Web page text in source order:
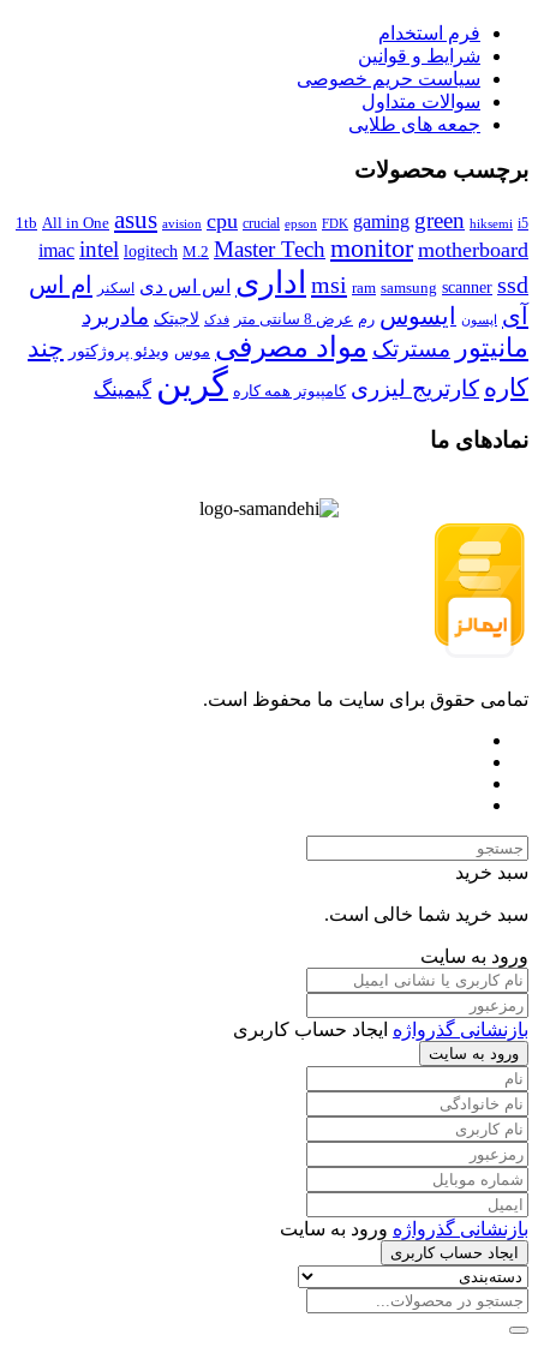
فرم استخدام
شرایط و قوانین
سیاست حریم خصوصی
سوالات متداول
جمعه های طلایی
برچسب محصولات
1tb All in One asus avision cpu crucial epson FDK gaming green hiksemi i5
imac intel logitech M.2 Master Tech monitor motherboard
msi ram samsung scanner ssd اداری اس اس دی اسکنر
ام اس
آی
اپسون ایسوس رم عرض 8 سانتی متر فدک لاجیتک مادربرد
مانیتور مسترتک مواد مصرفی موس ویدئو پروژکتور چند
کاره کارتریج لیزری کامپیوتر همه کاره گرین گیمینگ
نمادهای ما
تمامی حقوق برای سایت ما محفوظ است.
سبد خرید
سبد خرید شما خالی است.
ورود به سایت
بازنشانی گذرواژه ایجاد حساب کاربری
ورود به سایت
بازنشانی گذرواژه ورود به سایت
ایجاد حساب کاربری